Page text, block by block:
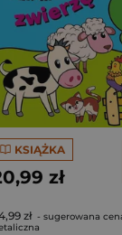
KSIĄŻKA
zł
zł - sugerowana